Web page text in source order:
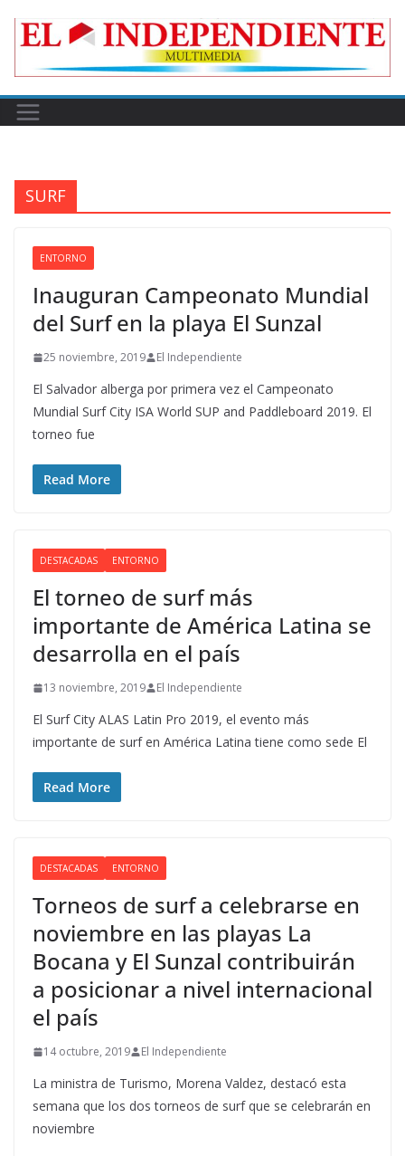
SURF
ENTORNO
Inauguran Campeonato Mundial
del Surf en la playa El Sunzal
25 noviembre, 2019 El Independiente
El Salvador alberga por primera vez el Campeonato
Mundial Surf City ISA World SUP and Paddleboard 2019. El
torneo fue
Read More
DESTACADAS ENTORNO
El torneo de surf más
importante de América Latina se
desarrolla en el país
13 noviembre, 2019 El Independiente
El Surf City ALAS Latin Pro 2019, el evento más
importante de surf en América Latina tiene como sede El
Read More
DESTACADAS ENTORNO
Torneos de surf a celebrarse en
noviembre en las playas La
Bocana y El Sunzal contribuirán
a posicionar a nivel internacional
el país
14 octubre, 2019 El Independiente
La ministra de Turismo, Morena Valdez, destacó esta
semana que los dos torneos de surf que se celebrarán en
noviembre